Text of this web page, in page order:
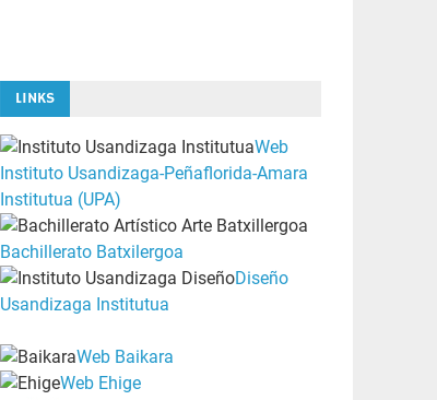
LINKS
Web
Instituto Usandizaga-Peñaflorida-Amara
Institutua (UPA)
Bachillerato Batxilergoa
Diseño
Usandizaga Institutua
Web Baikara
Web Ehige